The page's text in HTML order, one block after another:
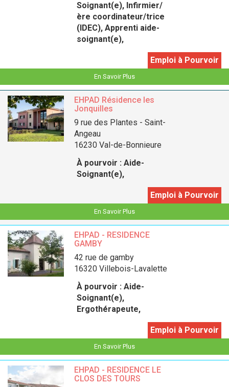
Soignant(e), Infirmier/
ère coordinateur/trice
(IDEC), Apprenti aide-
soignant(e),
Emploi à Pourvoir
En Savoir Plus
EHPAD Résidence les
Jonquilles
9 rue des Plantes - Saint-
Angeau
16230 Val-de-Bonnieure
À pourvoir : Aide-
Soignant(e),
Emploi à Pourvoir
En Savoir Plus
EHPAD - RESIDENCE
GAMBY
42 rue de gamby
16320 Villebois-Lavalette
À pourvoir : Aide-
Soignant(e),
Ergothérapeute,
Emploi à Pourvoir
En Savoir Plus
EHPAD - RESIDENCE LE
CLOS DES TOURS